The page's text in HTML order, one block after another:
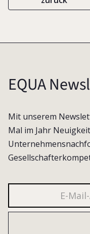
EQUA
Mit unserem
Mal im Jahr